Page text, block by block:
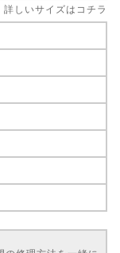
しいサイズは コチラ